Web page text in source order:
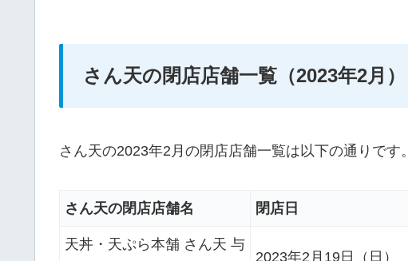
さん天の閉店店舗一覧（2023年2月）
さん天の2023年2月の閉店店舗一覧は以下の通りです。
さん天の閉店店舗名 閉店日
天丼・天ぷら本舗 さん天 与
2023年2月19日（日）